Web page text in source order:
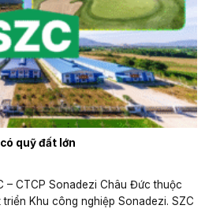
quỹ đất lớn
– CTCP Sonadezi Châu Đức thuộc
Khu công nghiệp Sonadezi. SZC